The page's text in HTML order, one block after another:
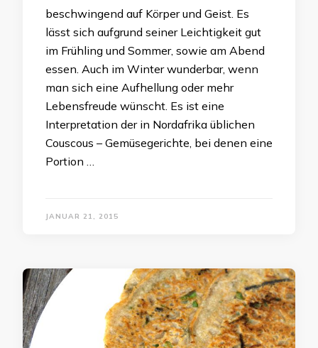
beschwingend auf Körper und Geist. Es
lässt sich aufgrund seiner Leichtigkeit gut
im Frühling und Sommer, sowie am Abend
essen. Auch im Winter wunderbar, wenn
man sich eine Aufhellung oder mehr
Lebensfreude wünscht. Es ist eine
Interpretation der in Nordafrika üblichen
Couscous – Gemüsegerichte, bei denen eine
Portion …
JANUAR 21, 2015